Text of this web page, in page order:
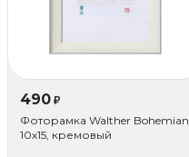
490 ₽
Фоторамка Walther Bohemian
10x15, кремовый